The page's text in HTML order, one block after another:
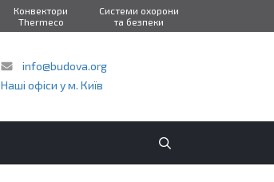
info@budova.org
Наші офіси у м. Київ
Конвектори
Thermeco
Системи охорони
та безпеки